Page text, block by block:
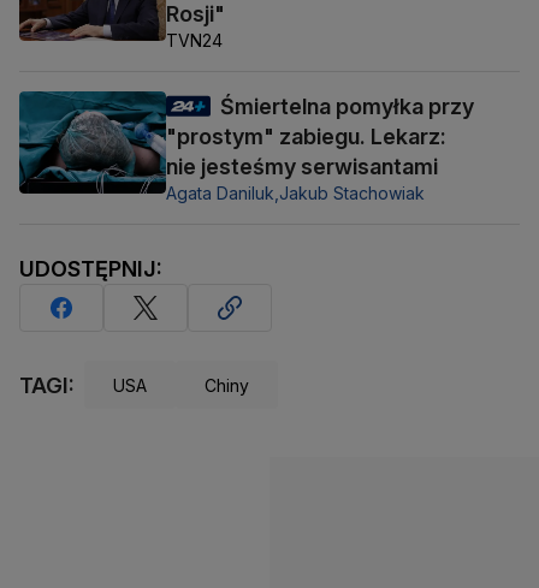
Rosji"
TVN24
Śmiertelna pomyłka przy
"prostym" zabiegu. Lekarz:
nie jesteśmy serwisantami
Agata Daniluk,Jakub Stachowiak
UDOSTĘPNIJ:
TAGI: USA Chiny